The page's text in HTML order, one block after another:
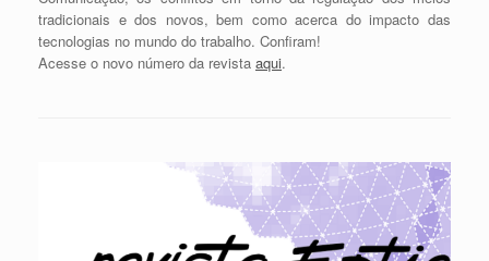
tradicionais e dos novos, bem como acerca do impacto das
tecnologias no mundo do trabalho. Confiram!
Acesse o novo número da revista aqui.